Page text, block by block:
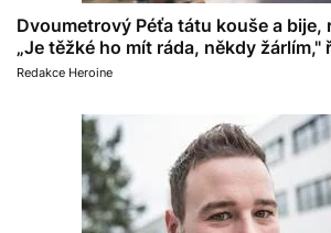
Dvoumetrový Péťa tátu kouše a bije,
„Je těžké ho mít ráda, někdy žárlím,"
Redakce Heroine